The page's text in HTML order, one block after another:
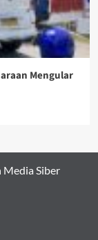
Mengular
Media Siber